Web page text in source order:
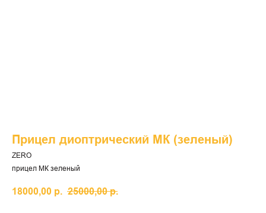
Прицел диоптрический МК (зеленый)
ZERO
прицел МК зеленый
18000,00 р. 25000,00 р.